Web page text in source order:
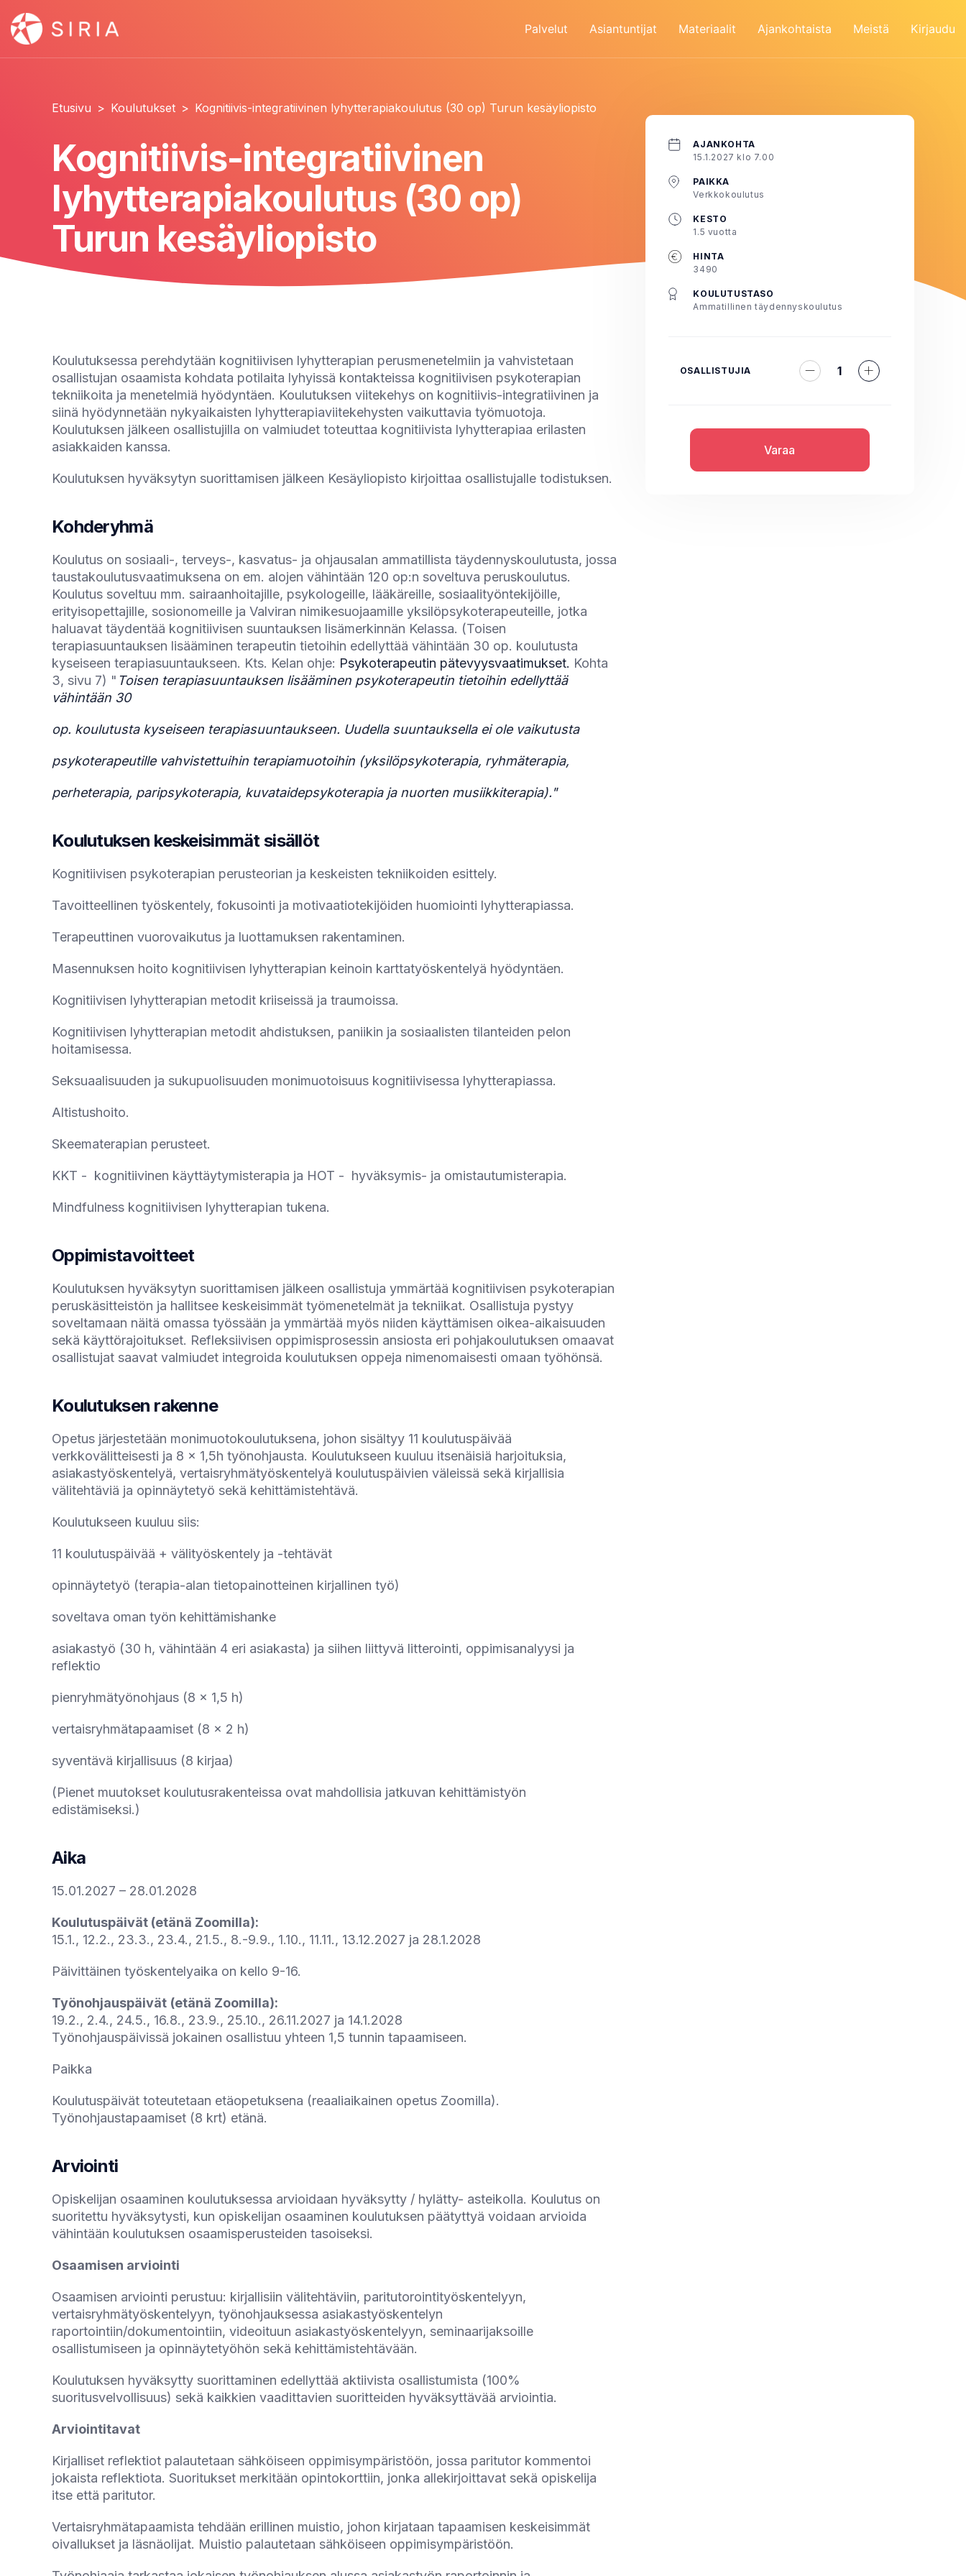
Palvelut Asiantuntijat Materiaalit Ajankohtaista Meistä Kirjaudu
Etusivu > Koulutukset > Kognitiivis-integratiivinen lyhytterapiakoulutus (30 op) Turun kesäyliopisto
Kognitiivis-integratiivinen
lyhytterapiakoulutus (30 op)
Turun kesäyliopisto
Koulutuksessa perehdytään kognitiivisen lyhytterapian perusmenetelmiin ja vahvistetaan
osallistujan osaamista kohdata potilaita lyhyissä kontakteissa kognitiivisen psykoterapian
tekniikoita ja menetelmiä hyödyntäen. Koulutuksen viitekehys on kognitiivis-integratiivinen ja
siinä hyödynnetään nykyaikaisten lyhytterapiaviitekehysten vaikuttavia työmuotoja.
Koulutuksen jälkeen osallistujilla on valmiudet toteuttaa kognitiivista lyhytterapiaa erilasten
asiakkaiden kanssa.
Koulutuksen hyväksytyn suorittamisen jälkeen Kesäyliopisto kirjoittaa osallistujalle todistuksen.
Kohderyhmä
Koulutus on sosiaali-, terveys-, kasvatus- ja ohjausalan ammatillista täydennyskoulutusta, jossa
taustakoulutusvaatimuksena on em. alojen vähintään 120 op:n soveltuva peruskoulutus.
Koulutus soveltuu mm. sairaanhoitajille, psykologeille, lääkäreille, sosiaalityöntekijöille,
erityisopettajille, sosionomeille ja Valviran nimikesuojaamille yksilöpsykoterapeuteille, jotka
haluavat täydentää kognitiivisen suuntauksen lisämerkinnän Kelassa. (Toisen
terapiasuuntauksen lisääminen terapeutin tietoihin edellyttää vähintään 30 op. koulutusta
kyseiseen terapiasuuntaukseen. Kts. Kelan ohje: Psykoterapeutin pätevyysvaatimukset. Kohta
3, sivu 7) " Toisen terapiasuuntauksen lisääminen psykoterapeutin tietoihin edellyttää
vähintään 30
op. koulutusta kyseiseen terapiasuuntaukseen. Uudella suuntauksella ei ole vaikutusta
psykoterapeutille vahvistettuihin terapiamuotoihin (yksilöpsykoterapia, ryhmäterapia,
perheterapia, paripsykoterapia, kuvataidepsykoterapia ja nuorten musiikkiterapia)."
Koulutuksen keskeisimmät sisällöt
Kognitiivisen psykoterapian perusteorian ja keskeisten tekniikoiden esittely.
Tavoitteellinen työskentely, fokusointi ja motivaatiotekijöiden huomiointi lyhytterapiassa.
Terapeuttinen vuorovaikutus ja luottamuksen rakentaminen.
Masennuksen hoito kognitiivisen lyhytterapian keinoin karttatyöskentelyä hyödyntäen.
Kognitiivisen lyhytterapian metodit kriiseissä ja traumoissa.
Kognitiivisen lyhytterapian metodit ahdistuksen, paniikin ja sosiaalisten tilanteiden pelon
hoitamisessa.
Seksuaalisuuden ja sukupuolisuuden monimuotoisuus kognitiivisessa lyhytterapiassa.
Altistushoito.
Skeematerapian perusteet.
KKT - kognitiivinen käyttäytymisterapia ja HOT - hyväksymis- ja omistautumisterapia.
Mindfulness kognitiivisen lyhytterapian tukena.
Oppimistavoitteet
Koulutuksen hyväksytyn suorittamisen jälkeen osallistuja ymmärtää kognitiivisen psykoterapian
peruskäsitteistön ja hallitsee keskeisimmät työmenetelmät ja tekniikat. Osallistuja pystyy
soveltamaan näitä omassa työssään ja ymmärtää myös niiden käyttämisen oikea-aikaisuuden
sekä käyttörajoitukset. Refleksiivisen oppimisprosessin ansiosta eri pohjakoulutuksen omaavat
osallistujat saavat valmiudet integroida koulutuksen oppeja nimenomaisesti omaan työhönsä.
Koulutuksen rakenne
Opetus järjestetään monimuotokoulutuksena, johon sisältyy 11 koulutuspäivää
verkkovälitteisesti ja 8 x 1,5h työnohjausta. Koulutukseen kuuluu itsenäisiä harjoituksia,
asiakastyöskentelyä, vertaisryhmätyöskentelyä koulutuspäivien väleissä sekä kirjallisia
välitehtäviä ja opinnäytetyö sekä kehittämistehtävä.
Koulutukseen kuuluu siis:
11 koulutuspäivää + välityöskentely ja -tehtävät
opinnäytetyö (terapia-alan tietopainotteinen kirjallinen työ)
soveltava oman työn kehittämishanke
asiakastyö (30 h, vähintään 4 eri asiakasta) ja siihen liittyvä litterointi, oppimisanalyysi ja
reflektio
pienryhmätyönohjaus (8 x 1,5 h)
vertaisryhmätapaamiset (8 x 2 h)
syventävä kirjallisuus (8 kirjaa)
(Pienet muutokset koulutusrakenteissa ovat mahdollisia jatkuvan kehittämistyön
edistämiseksi.)
Aika
15.01.2027 – 28.01.2028
Koulutuspäivät (etänä Zoomilla):
15.1., 12.2., 23.3., 23.4., 21.5., 8.-9.9., 1.10., 11.11., 13.12.2027 ja 28.1.2028
Päivittäinen työskentelyaika on kello 9-16.
Työnohjauspäivät (etänä Zoomilla):
19.2., 2.4., 24.5., 16.8., 23.9., 25.10., 26.11.2027 ja 14.1.2028
Työnohjauspäivissä jokainen osallistuu yhteen 1,5 tunnin tapaamiseen.
Paikka
Koulutuspäivät toteutetaan etäopetuksena (reaaliaikainen opetus Zoomilla).
Työnohjaustapaamiset (8 krt) etänä.
Arviointi
Opiskelijan osaaminen koulutuksessa arvioidaan hyväksytty / hylätty- asteikolla. Koulutus on
suoritettu hyväksytysti, kun opiskelijan osaaminen koulutuksen päätyttyä voidaan arvioida
vähintään koulutuksen osaamisperusteiden tasoiseksi.
Osaamisen arviointi
Osaamisen arviointi perustuu: kirjallisiin välitehtäviin, paritutorointityöskentelyyn,
vertaisryhmätyöskentelyyn, työnohjauksessa asiakastyöskentelyn
raportointiin/dokumentointiin, videoituun asiakastyöskentelyyn, seminaarijaksoille
osallistumiseen ja opinnäytetyöhön sekä kehittämistehtävään.
Koulutuksen hyväksytty suorittaminen edellyttää aktiivista osallistumista (100%
suoritusvelvollisuus) sekä kaikkien vaadittavien suoritteiden hyväksyttävää arviointia.
Arviointitavat
Kirjalliset reflektiot palautetaan sähköiseen oppimisympäristöön, jossa paritutor kommentoi
jokaista reflektiota. Suoritukset merkitään opintokorttiin, jonka allekirjoittavat sekä opiskelija
itse että paritutor.
Vertaisryhmätapaamista tehdään erillinen muistio, johon kirjataan tapaamisen keskeisimmät
oivallukset ja läsnäolijat. Muistio palautetaan sähköiseen oppimisympäristöön.
AJANKOHTA
15.1.2027 klo 7.00
PAIKKA
Verkkokoulutus
KESTO
1.5 vuotta
HINTA
3490
KOULUTUSTASO
Ammatillinen täydennyskoulutus
OSALLISTUJIA 1
Varaa